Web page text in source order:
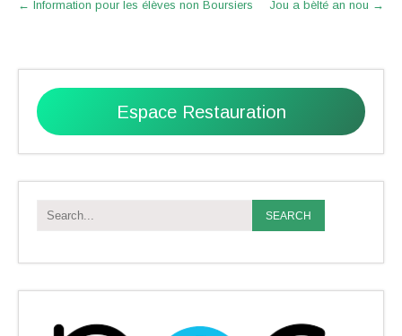
← Information pour les élèves non Boursiers Jou a bèlté an nou →
Espace Restauration